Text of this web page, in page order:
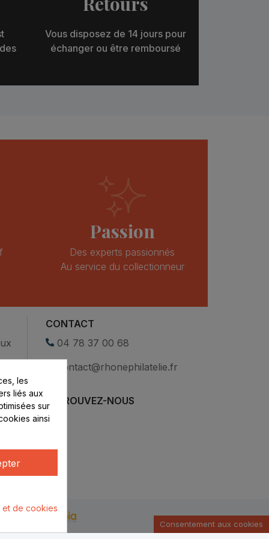
Vous disposez de 14 jours pour
échanger ou être remboursé
Passion
Des experts passionnés
Au service du collectionneur
CONTACT
04 78 37 00 68
contact@rhonephilatelie.fr
RETROUVEZ-NOUS
les
liés aux
sur
ainsi
et de cookies
Consentement aux cookies